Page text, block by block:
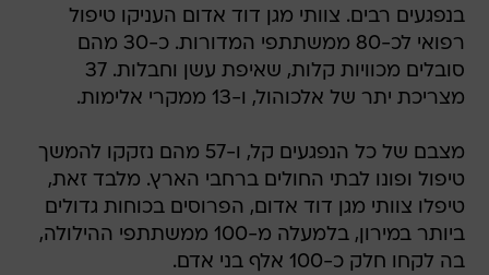
בנפגעים רבים. צוותי מגן דוד אדום העניקו טיפול
רפואי לכ-80 ממשתתפי המדורות. כ-30 מהם
סובלים מכוויות קלות, שאיפת עשן וחבלות. 37
מצריכת יתר של אלכוהול, ו-13 ממקרי אלימות.
מצבם של כל הנפגעים קל, ו-57 מהם נזקקו להמשך
טיפול ופונו לבתי החולים ברחבי הארץ. מלבד זאת,
טיפלו צוותי מגן דוד אדום, הפרוסים בכוחות גדולים
ביותר במירון, בלמעלה מ-100 ממשתתפי ההילולה,
בה לקחו חלק כ-100 אלף בני אדם.